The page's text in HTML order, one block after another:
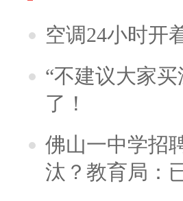
空调24小时开
“不建议大家
了！
佛山一中学招
汰？教育局：